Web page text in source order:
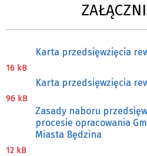
Karta przedsięwzięcia
16 kB
Karta przedsięwzięcia
96 kB
Zasady naboru
procesie opracowania
Miasta Będzina
12 kB